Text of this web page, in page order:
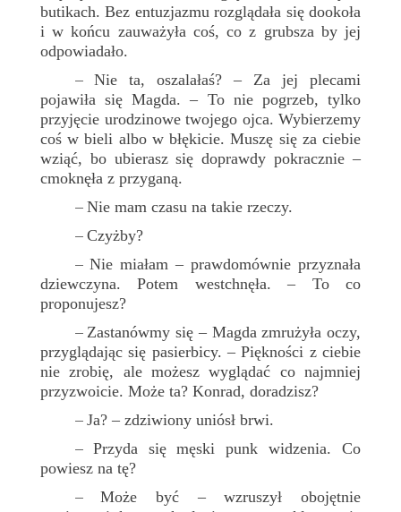
butikach. Bez entuzjazmu rozglądała się dookoła
i w końcu zauważyła coś, co z grubsza by jej
odpowiadało.
– Nie ta, oszalałaś? – Za jej plecami
pojawiła się Magda. – To nie pogrzeb, tylko
przyjęcie urodzinowe twojego ojca. Wybierzemy
coś w bieli albo w błękicie. Muszę się za ciebie
wziąć, bo ubierasz się doprawdy pokracznie –
cmoknęła z przyganą.
– Nie mam czasu na takie rzeczy.
– Czyżby?
– Nie miałam – prawdomównie przyznała
dziewczyna. Potem westchnęła. – To co
proponujesz?
–Zastanówmy się – Magda zmrużyła oczy,
przyglądając się pasierbicy. – Piękności z ciebie
nie zrobię, ale możesz wyglądać co najmniej
przyzwoicie. Może ta? Konrad, doradzisz?
– Ja? – zdziwiony uniósł brwi.
– Przyda się męski punk widzenia. Co
powiesz na tę?
–Może być – wzruszył obojętnie